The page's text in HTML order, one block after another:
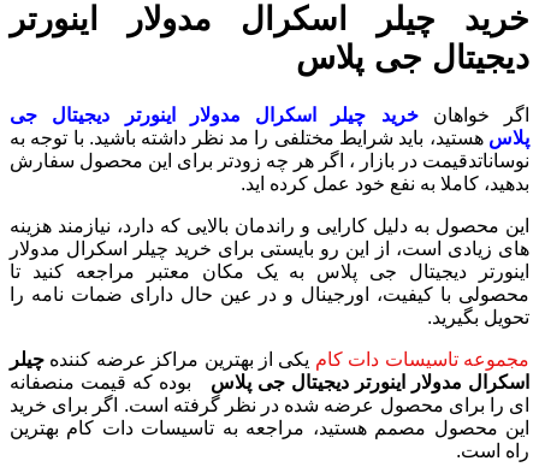
خرید چیلر اسکرال مدولار اینورتر
دیجیتال جی پلاس
اگر خواهانخرید
چیلر اسکرال مدولار اینورتر دیجیتال جی
پلاس هستید، باید شرایط مختلفی را مد نظر داشته باشید. با توجه به
نوساناتدقیمت در بازار ، اگر هر چه زودتر برای این محصول سفارش
بدهید، کاملا به نفع خود عمل کرده اید.
این محصول به دلیل کارایی و راندمان بالایی که دارد، نیازمند هزینه
های زیادی است، از این رو بایستی برای خرید چیلر اسکرال مدولار
اینورتر دیجیتال جی پلاس به یک مکان معتبر مراجعه کنید تا
محصولی با کیفیت، اورجینال و در عین حال دارای ضمات نامه را
تحویل بگیرید.
مجموعه تاسیسات دات کام یکی از بهترین مراکز عرضه کننده چیلر
اسکرال مدولار اینورتر دیجیتال جی پلاس
بوده که قیمت منصفانه
ای را برای محصول عرضه شده در نظر گرفته است. اگر برای خرید
این محصول مصمم هستید، مراجعه به تاسیسات دات کام بهترین
راه است.